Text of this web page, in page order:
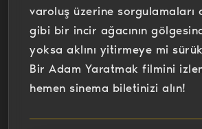
varoluş üzerine sorgulamaları
gibi bir incir ağacının
yoksa aklını yitirmeye mi
Bir Adam Yaratmak filmini
hemen sinema biletinizi alın!